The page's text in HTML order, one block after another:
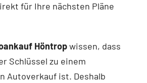
für Ihre nächsten Pläne
Höntropwissen, dass
Schlüssel zu einem
Autoverkauf ist. Deshalb